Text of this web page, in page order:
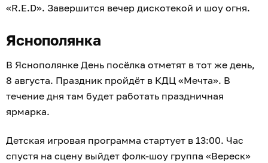
«R.E.D». Завершится вечер дискотекой и шоу огня.
Яснополянка
В Яснополянке День посёлка отметят в тот же день,
8 августа. Праздник пройдёт в КДЦ «Мечта». В
течение дня там будет работать праздничная
ярмарка.
Детская игровая программа стартует в 13:00. Час
спустя на сцену выйдет фолк-шоу группа «Вереск»